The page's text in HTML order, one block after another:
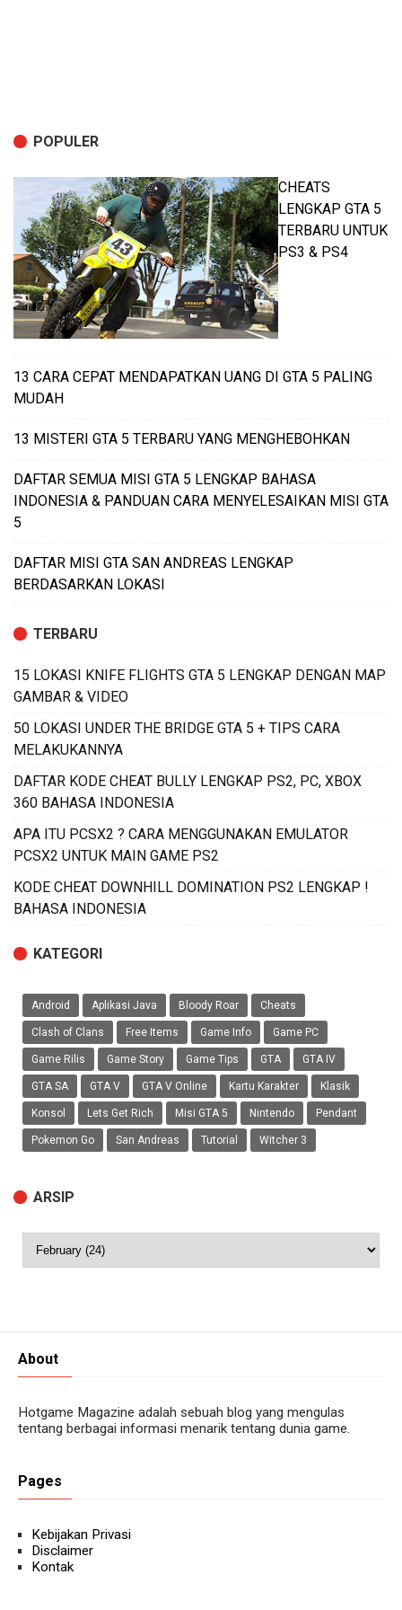
POPULER
CHEATS
LENGKAP GTA 5
TERBARU UNTUK
PS3 & PS4
13 CARA CEPAT MENDAPATKAN UANG DI GTA 5 PALING
MUDAH
13 MISTERI GTA 5 TERBARU YANG MENGHEBOHKAN
DAFTAR SEMUA MISI GTA 5 LENGKAP BAHASA
INDONESIA & PANDUAN CARA MENYELESAIKAN MISI GTA
5
DAFTAR MISI GTA SAN ANDREAS LENGKAP
BERDASARKAN LOKASI
TERBARU
15 LOKASI KNIFE FLIGHTS GTA 5 LENGKAP DENGAN MAP
GAMBAR & VIDEO
50 LOKASI UNDER THE BRIDGE GTA 5 + TIPS CARA
MELAKUKANNYA
DAFTAR KODE CHEAT BULLY LENGKAP PS2, PC, XBOX
360 BAHASA INDONESIA
APA ITU PCSX2 ? CARA MENGGUNAKAN EMULATOR
PCSX2 UNTUK MAIN GAME PS2
KODE CHEAT DOWNHILL DOMINATION PS2 LENGKAP !
BAHASA INDONESIA
KATEGORI
Android Aplikasi Java Bloody Roar Cheats
Clash of Clans Free Items Game Info Game PC
Game Rilis Game Story Game Tips GTA GTA IV
GTA SA GTA V GTA V Online Kartu Karakter Klasik
Konsol Lets Get Rich Misi GTA 5 Nintendo Pendant
Pokemon Go San Andreas Tutorial Witcher 3
ARSIP
About
Hotgame Magazine adalah sebuah blog yang mengulas
tentang berbagai informasi menarik tentang dunia game.
Pages
Kebijakan Privasi
Disclaimer
Kontak